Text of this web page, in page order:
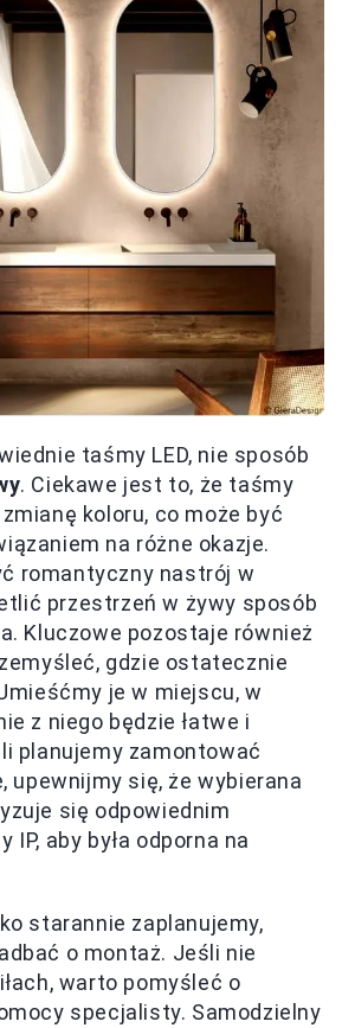
taśmy LED, nie sposób
. Ciekawe jest to, że taśmy
koloru, co może być
na różne okazje.
romantyczny nastrój w
przestrzeń w żywy sposób
Kluczowe pozostaje również
gdzie ostatecznie
je w miejscu, w
z niego będzie łatwe i
planujemy zamontować
upewnijmy się, że wybierana
się odpowiednim
IP, aby była odporna na
starannie zaplanujemy,
o montaż. Jeśli nie
warto pomyśleć o
specjalisty. Samodzielny